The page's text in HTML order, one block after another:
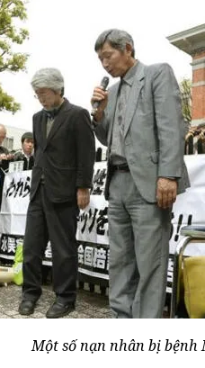
Một số nạn nhân bị bệnh